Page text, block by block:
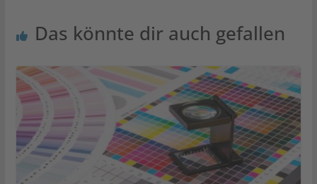
Das könnte dir auch gefallen